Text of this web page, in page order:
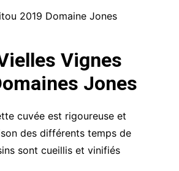
Vignes
Jones
cuvée est rigoureuse et
des différents temps de
sont cueillis et vinifiés